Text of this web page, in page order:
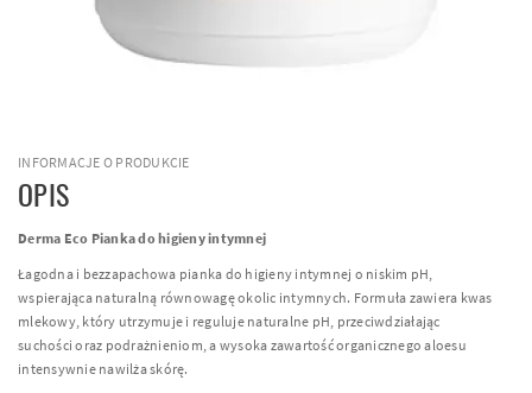
INFORMACJE O PRODUKCIE
OPIS
Derma Eco Pianka do higieny intymnej
Łagodna i bezzapachowa pianka do higieny intymnej o niskim pH,
wspierająca naturalną równowagę okolic intymnych. Formuła zawiera kwas
mlekowy, który utrzymuje i reguluje naturalne pH, przeciwdziałając
suchości oraz podrażnieniom, a wysoka zawartość organicznego aloesu
intensywnie nawilża skórę.